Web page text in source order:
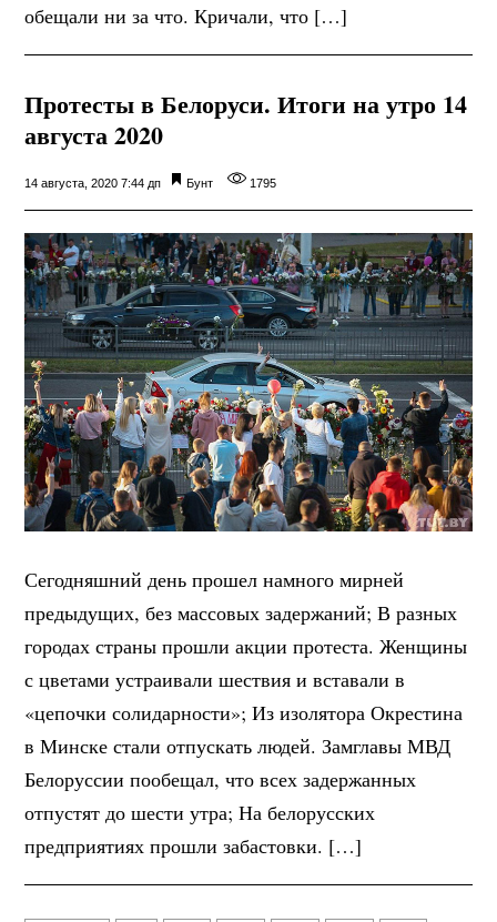
обещали ни за что. Кричали, что […]
Протесты в Белоруси. Итоги на утро 14
августа 2020
14 августа, 2020 7:44 дп Бунт 1795
Сегодняшний день прошел намного мирней
предыдущих, без массовых задержаний; В разных
городах страны прошли акции протеста. Женщины
с цветами устраивали шествия и вставали в
«цепочки солидарности»; Из изолятора Окрестина
в Минске стали отпускать людей. Замглавы МВД
Белоруссии пообещал, что всех задержанных
отпустят до шести утра; На белорусских
предприятиях прошли забастовки. […]